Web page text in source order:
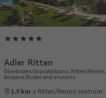
Adler Ritten
Oberbozen/Soprabolzano, Ritten/Renon,
Bolzano/Bozen and environs
1.9 km z Ritten/Renon centrum